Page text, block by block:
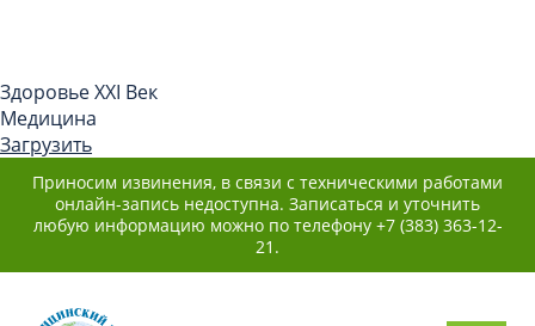
Здоровье XXI Век
Медицина
Загрузить
Приносим извинения, в связи с техническими работами
онлайн-запись недоступна. Записаться и уточнить
любую информацию можно по телефону +7 (383) 363-12-
21.